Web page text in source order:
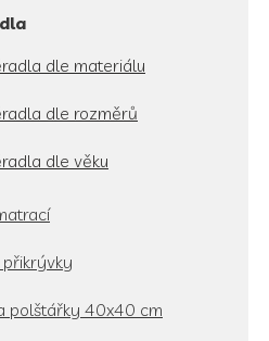
dle materiálu
dle rozměrů
dle věku
polštářky 40x40 cm